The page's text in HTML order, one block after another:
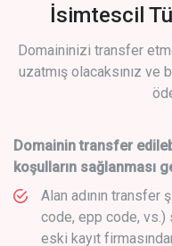
İsimtescil
Domaininizi transfer
uzatmış olacaksınız ve
Domainin transfer
koşulların sağlanması
Alan adının
code, epp code, vs.)
eski kayıt